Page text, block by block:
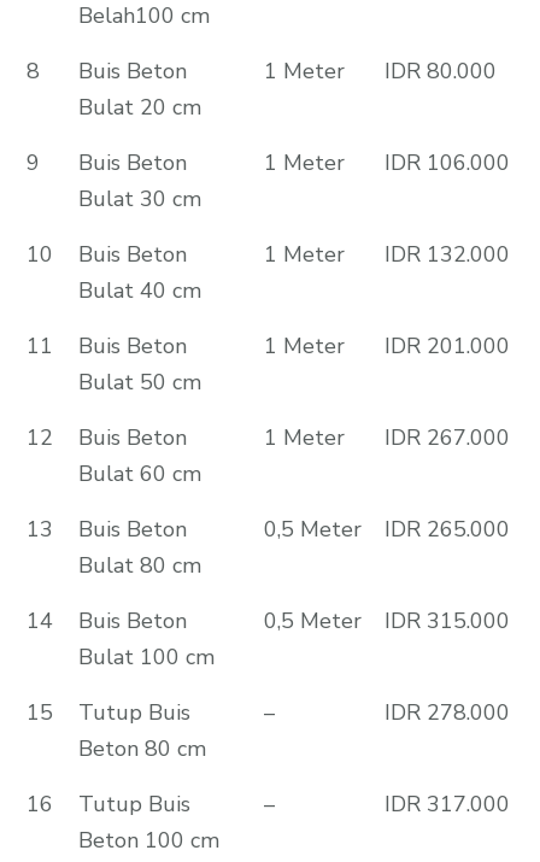
Belah100 cm
8
Buis Beton
Bulat 20 cm
1 Meter IDR 80.000
9
Buis Beton
Bulat 30 cm
1 Meter IDR 106.000
10
Buis Beton
Bulat 40 cm
1 Meter IDR 132.000
11
Buis Beton
Bulat 50 cm
1 Meter IDR 201.000
12
Buis Beton
Bulat 60 cm
1 Meter IDR 267.000
13
Buis Beton
Bulat 80 cm
0,5 Meter IDR 265.000
14
Buis Beton
Bulat 100 cm
0,5 Meter IDR 315.000
15
Tutup Buis
Beton 80 cm
– IDR 278.000
16
Tutup Buis
Beton 100 cm
– IDR 317.000